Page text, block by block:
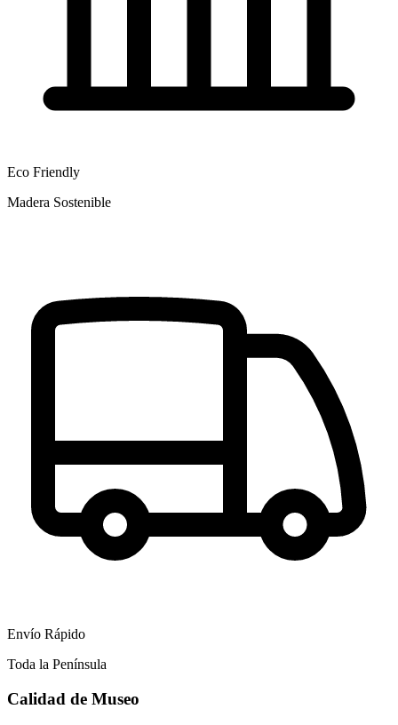
Eco Friendly
Madera Sostenible
Envío Rápido
Toda la Península
Calidad de Museo